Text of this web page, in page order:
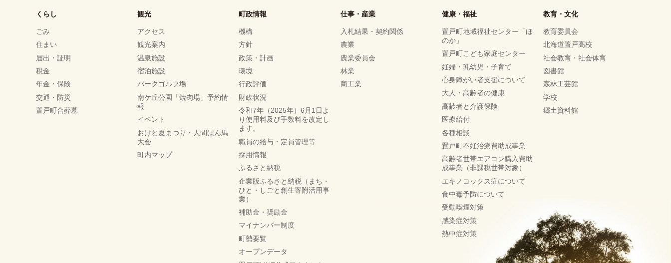
くらし
ごみ
住まい
届出・証明
税金
年金・保険
交通・防災
置戸町合葬墓
観光
アクセス
観光案内
温泉施設
宿泊施設
パークゴルフ場
南ケ丘公園「焼肉場」予約情
報
イベント
おけと夏まつり・人間ばん馬
大会
町内マップ
町政情報
機構
方針
政策・計画
環境
行政評価
財政状況
令和7年（2025年）6月1日よ
り使用料及び手数料を改定し
ます。
職員の給与・定員管理等
採用情報
ふるさと納税
企業版ふるさと納税（まち・
ひと・しごと創生寄附活用事
業）
補助金・奨励金
マイナンバー制度
町勢要覧
オープンデータ
仕事・産業
入札結果・契約関係
農業
農業委員会
林業
商工業
健康・福祉
置戸町地域福祉センター「ほ
のか」
置戸町こども家庭センター
妊婦・乳幼児・子育て
心身障がい者支援について
大人・高齢者の健康
高齢者と介護保険
医療給付
各種相談
置戸町不妊治療費助成事業
高齢者世帯エアコン購入費助
成事業（非課税世帯対象）
エキノコックス症について
食中毒予防について
受動喫煙対策
感染症対策
熱中症対策
教育・文化
教育委員会
北海道置戸高校
社会教育・社会体育
図書館
森林工芸館
学校
郷土資料館